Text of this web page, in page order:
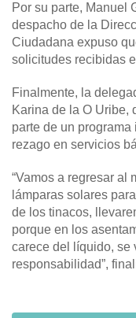
Por su parte, Manuel
despacho de la
Ciudadana expuso
solicitudes recibidas
Finalmente, la
Karina de la O Uribe,
parte de un
rezago en servicios
“Vamos a regresar al
lámparas solares
de los tinacos,
porque en los
carece del líquido, se
responsabilidad”,